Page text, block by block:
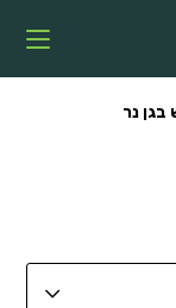
נר